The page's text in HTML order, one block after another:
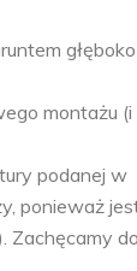
głęboko
montażu (i
podanej w
ponieważ
Zachęcamy do